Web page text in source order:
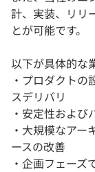
計、実装、リリ
とが可能です。
以下が具体的な
・プロダクト
スデリバリ
・安定性およ
・大規模なア
ースの改善
・企画フェー